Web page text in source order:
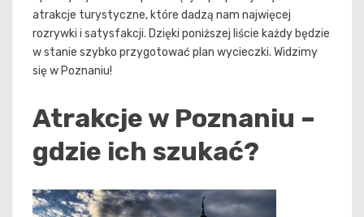
atrakcje turystyczne, które dadzą nam najwięcej
rozrywki i satysfakcji. Dzięki poniższej liście każdy będzie
w stanie szybko przygotować plan wycieczki. Widzimy
się w Poznaniu!
Atrakcje w Poznaniu –
gdzie ich szukać?